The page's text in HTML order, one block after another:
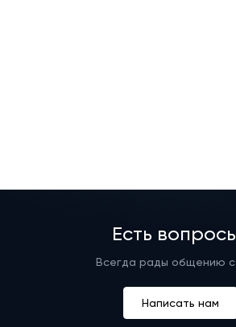
Есть
Всегда рады общению с
Написать нам